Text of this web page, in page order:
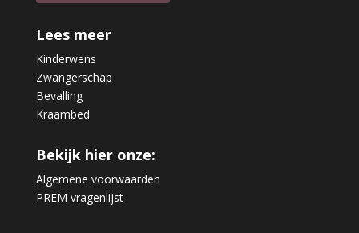
Lees meer
Kinderwens
Zwangerschap
Bevalling
Kraambed
Bekijk hier onze:
Algemene voorwaarden
PREM vragenlijst